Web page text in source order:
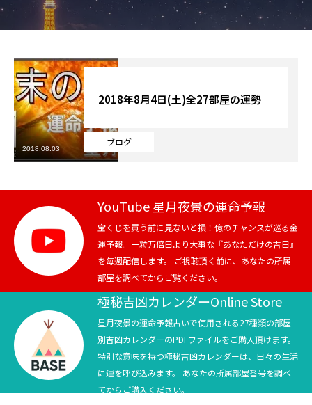
秘伝公開！吉凶カレンダー
記事カテゴリー
ブログ
お知らせ
芸能界
テニス
スポーツ
競馬
テニス四大大会・五輪
テニス四大大会・五輪
ブログ
2018年8月4日(土)全27部屋の運勢
2018.08.03
YouTube 星月夜景の運命予報
宝くじを買う前に見ないと損！億のチャンスが巡る金
運予報。一粒万倍日より大事な『あなただけの吉日』
を毎週配信します。 ご視聴頂く前に、あなたの所属
部屋を調べてからご覧ください。
極秘吉凶カレンダーOnline Store
星月夜景の運命予報占いで使用される27種類の部屋
別吉凶カレンダーのPDFファイルをご購入頂けます。
特別な意味を持つ極秘吉凶カレンダーは、日々の生活
に運を呼び込みます。 あなたの所属部屋番号を調べ
てからご購入ください。